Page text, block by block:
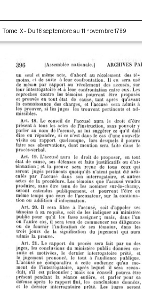
Tome IX - Du 16 septembre au 11 novembre 1789